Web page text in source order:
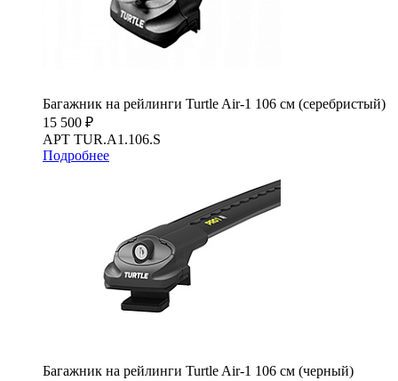
Багажник на рейлинги Turtle Air-1 106 см (серебристый)
15 500 ₽
АРТ TUR.A1.106.S
Подробнее
Багажник на рейлинги Turtle Air-1 106 см (черный)